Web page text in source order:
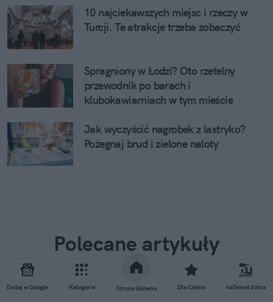
Dodaj w Google Kategorie Strona Główna Dla Ciebie naTemat Extra
10 najciekawszych miejsc i rzeczy w
Turcji. Te atrakcje trzeba zobaczyć
Spragniony w Łodzi? Oto rzetelny
przewodnik po barach i
klubokawiarniach w tym mieście
Jak wyczyścić nagrobek z lastryko?
Pożegnaj brud i zielone naloty
Polecane artykuły